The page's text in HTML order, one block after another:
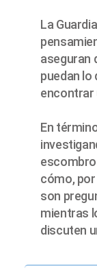
La
aseguran
puedan lo
encontrar
En
cómo,
son
mientras
discuten